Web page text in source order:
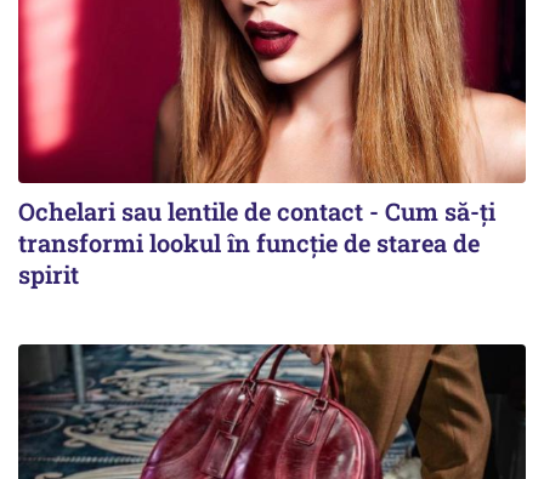
Ochelari sau lentile de contact - Cum să-ți
transformi lookul în funcție de starea de
spirit